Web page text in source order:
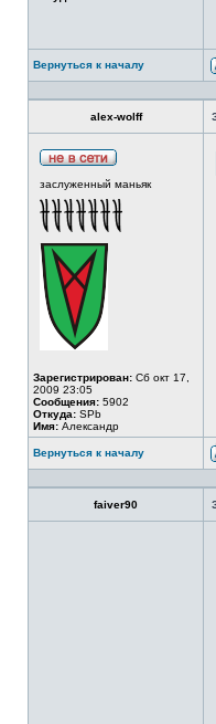
Вернуться к началу
alex-wolff
заслуженный маньяк
Зарегистрирован: Сб окт 17,
2009 23:05
Сообщения: 5902
Откуда: SPb
Имя: Александр
Вернуться к началу
faiver90